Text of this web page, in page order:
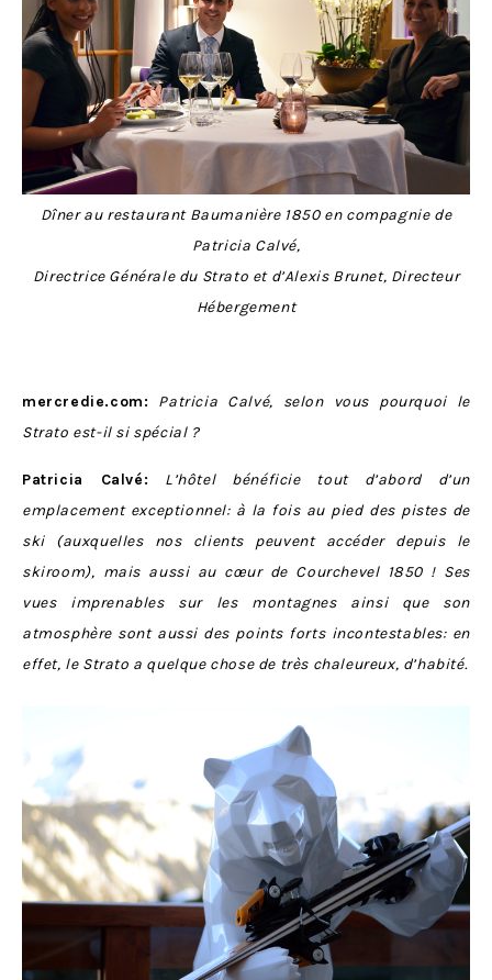
Dîner au restaurant Baumanière 1850 en compagnie de
Patricia Calvé,
Directrice Générale du Strato et d’Alexis Brunet, Directeur
Hébergement
mercredie.com:
Patricia Calvé, selon vous pourquoi le
Strato est-il si spécial ?
Patricia Calvé:
L’hôtel bénéficie tout d’abord d’un
emplacement exceptionnel: à la fois au pied des pistes de
ski (auxquelles nos clients peuvent accéder depuis le
skiroom), mais aussi au cœur de Courchevel 1850 ! Ses
vues imprenables sur les montagnes ainsi que son
atmosphère sont aussi des points forts incontestables: en
effet, le Strato a quelque chose de très chaleureux, d’habité.